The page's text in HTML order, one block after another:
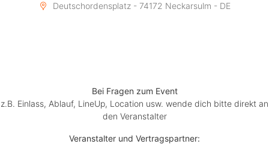
Deutschordensplatz - 74172 Neckarsulm - DE
Bei Fragen zum Event
z.B. Einlass, Ablauf, LineUp, Location usw. wende dich bitte direkt an
den Veranstalter
Veranstalter und Vertragspartner: